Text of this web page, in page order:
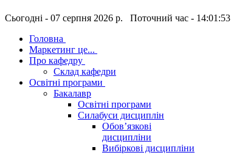
Сьогодні - 07 серпня 2026 р. Поточний час - 14:01:54
Головна
Маркетинг це...
Про кафедру
Склад кафедри
Освітні програми
Бакалавр
Освітні програми
Силабуси дисциплін
Обов’язкові
дисципліни
Вибіркові дисципліни